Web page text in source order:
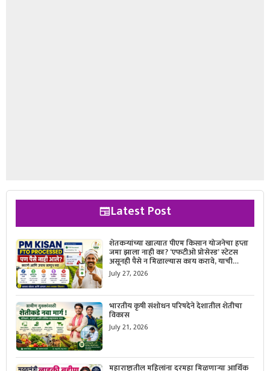
Latest Post
शेतकऱ्यांच्या खात्यात पीएम किसान योजनेचा हप्ता
जमा झाला नाही का? ‘एफटीओ प्रोसेस्ड’ स्टेटस
असूनही पैसे न मिळाल्यास काय करावे, याची
सविस्तर माहिती जाणून घ्या.
July 27, 2026
भारतीय कृषी संशोधन परिषदेने देशातील शेतीचा
विकास
July 21, 2026
महाराष्ट्रातील महिलांना दरमहा मिळणाऱ्या आर्थिक